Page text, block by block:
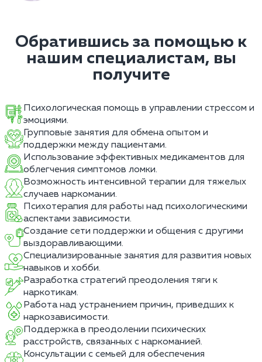
Обратившись за помощью к
нашим специалистам, вы
получите
Психологическая помощь в управлении стрессом и
эмоциями.
Групповые занятия для обмена опытом и
поддержки между пациентами.
Использование эффективных медикаментов для
облегчения симптомов ломки.
Возможность интенсивной терапии для тяжелых
случаев наркомании.
Психотерапия для работы над психологическими
аспектами зависимости.
Создание сети поддержки и общения с другими
выздоравливающими.
Специализированные занятия для развития новых
навыков и хобби.
Разработка стратегий преодоления тяги к
наркотикам.
Работа над устранением причин, приведших к
наркозависимости.
Поддержка в преодолении психических
расстройств, связанных с наркоманией.
Консультации с семьей для обеспечения